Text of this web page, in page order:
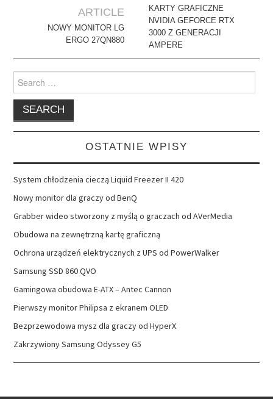
navigationARTICLE
NOWY MONITOR LG
ERGO 27QN880
KARTY GRAFICZNE
NVIDIA GEFORCE RTX
3000 Z GENERACJI
AMPERE
Search
for:
OSTATNIE WPISY
System chłodzenia cieczą Liquid Freezer II 420
Nowy monitor dla graczy od BenQ
Grabber wideo stworzony z myślą o graczach od AVerMedia
Obudowa na zewnętrzną kartę graficzną
Ochrona urządzeń elektrycznych z UPS od PowerWalker
Samsung SSD 860 QVO
Gamingowa obudowa E-ATX – Antec Cannon
Pierwszy monitor Philipsa z ekranem OLED
Bezprzewodowa mysz dla graczy od HyperX
Zakrzywiony Samsung Odyssey G5